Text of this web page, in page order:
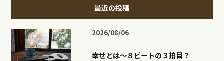
最近の投稿
2026/08/06
幸せとは〜８ビートの３拍目？